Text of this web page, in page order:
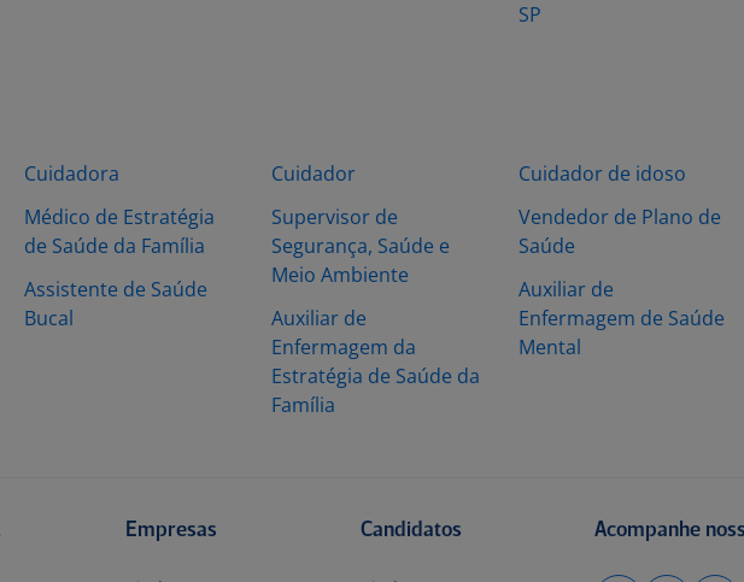
SP
Cuidadora
Médico de Estratégia
de Saúde da Família
Assistente de Saúde
Bucal
Cuidador
Supervisor de
Segurança, Saúde e
Meio Ambiente
Auxiliar de
Enfermagem da
Estratégia de Saúde da
Família
Cuidador de idoso
Vendedor de Plano de
Saúde
Auxiliar de
Enfermagem de Saúde
Mental
Empresas Candidatos Acompanhe